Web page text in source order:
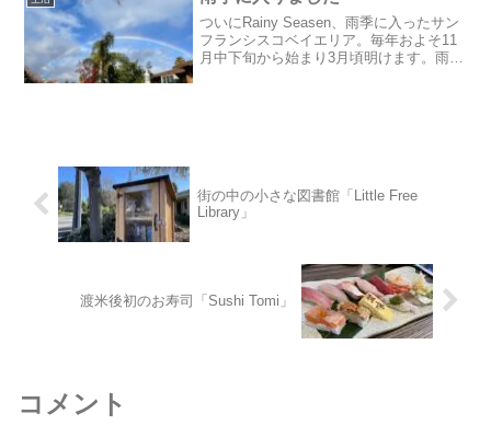
ついにRainy Seasen、雨季に入ったサン
フランシスコベイエリア。毎年およそ11
月中下旬から始まり3月頃明けます。雨季
街の中の小さな図書館「Little Free
Library」
渡米後初のお寿司「Sushi Tomi」
コメント